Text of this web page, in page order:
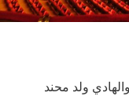
ولد محند